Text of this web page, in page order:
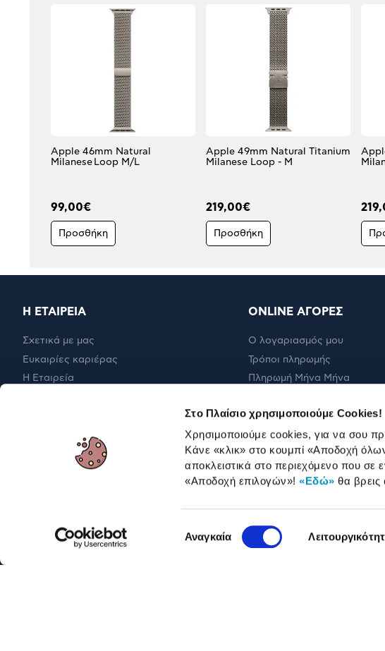
Στο Πλαίσιο χρησιμοποιούμε Cookies!
Χρησιμοποιούμε cookies, για να σου
Κάνε «κλικ» στο κουμπί «Αποδοχή
αποκλειστικά στο περιεχόμενο που σε
«Αποδοχή επιλογών»!«Εδώ» θα βρεις
συγκατάθεσης
Αναγκαία
Apple 46mm Natural
Milanese Loop M/L
99,00€
Προσθήκη
Apple 49mm Natural Titanium
Milanese Loop - M
219,00€
Προσθήκη
Η ΕΤΑΙΡΕΙΑ
Σχετικά με μας
Ευκαιρίες καριέρας
Η Εταιρεία
ONLINE ΑΓΟΡΕΣ
Ο λογαριασμός μου
Τρόποι πληρωμής
Πληρωμή Μήνα Μήνα
Επιστροφές
ΓΙΑ ΕΠΑΓΓΕΛΜΑΤΙΕΣ